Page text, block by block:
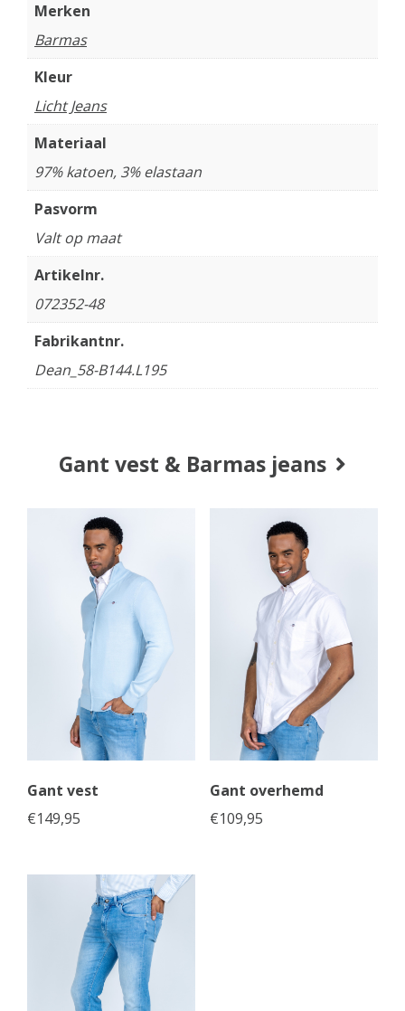
Merken
Barmas
Kleur
Licht Jeans
Materiaal
97% katoen, 3% elastaan
Pasvorm
Valt op maat
Artikelnr.
072352-48
Fabrikantnr.
Dean_58-B144.L195
Gant vest & Barmas jeans
Gant vest
€149,95
Gant overhemd
€109,95